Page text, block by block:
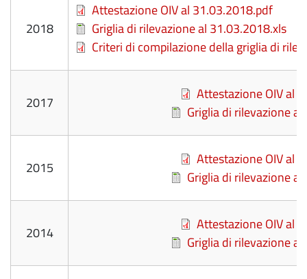
2018
FileAttestazione OIV al 31.03.2018.pdf
FileGriglia di rilevazione al 31.03.2018.xls
FileCriteri di compilazione della griglia di
2017
Attestazione OIV al
Griglia di rilevazione
2015
Attestazione OIV al
Griglia di rilevazione
2014
Attestazione OIV al
Griglia di rilevazione